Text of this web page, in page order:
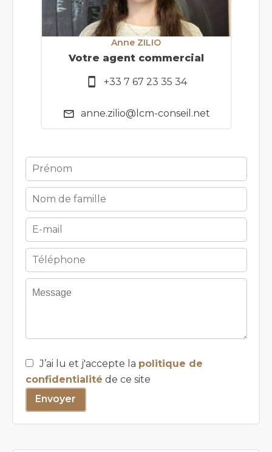
Anne ZILIO
Votre agent commercial
+33 7 67 23 35 34
anne.zilio@lcm-conseil.net
J’ai lu et j'accepte la politique de
confidentialité de ce site
Envoyer